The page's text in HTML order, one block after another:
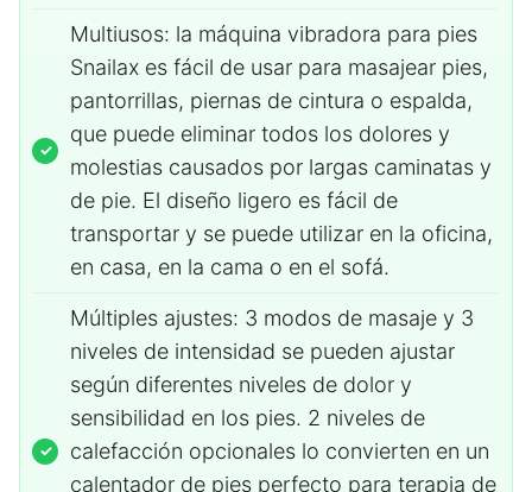
Multiusos: la máquina vibradora para pies
Snailax es fácil de usar para masajear pies,
pantorrillas, piernas de cintura o espalda,
que puede eliminar todos los dolores y
molestias causados por largas caminatas y
de pie. El diseño ligero es fácil de
transportar y se puede utilizar en la oficina,
en casa, en la cama o en el sofá.
Múltiples ajustes: 3 modos de masaje y 3
niveles de intensidad se pueden ajustar
según diferentes niveles de dolor y
sensibilidad en los pies. 2 niveles de
calefacción opcionales lo convierten en un
calentador de pies perfecto para terapia de